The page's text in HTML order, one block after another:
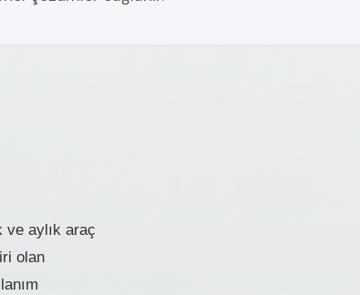
ve aylık araç
olan